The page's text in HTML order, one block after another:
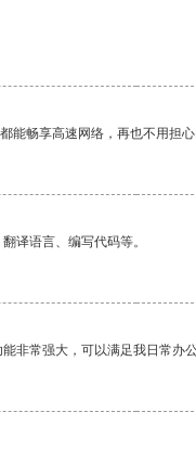
畅享高速网络，再也不用担心
译语言、编写代码等。
常强大，可以满足我日常办